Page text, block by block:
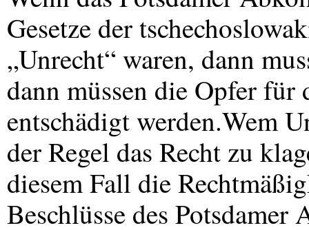
Gesetze der
„Unrecht“ waren, dann
dann müssen die Opfer für
entschädigt werden.Wem
der Regel das Recht zu
diesem Fall die
Beschlüsse des